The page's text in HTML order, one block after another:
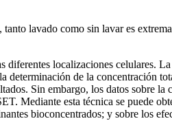
lavado como sin lavar es
localizaciones celulares.
de la concentración
Sin embargo, los datos sobre
Mediante esta técnica se puede
bioconcentrados; y sobre los